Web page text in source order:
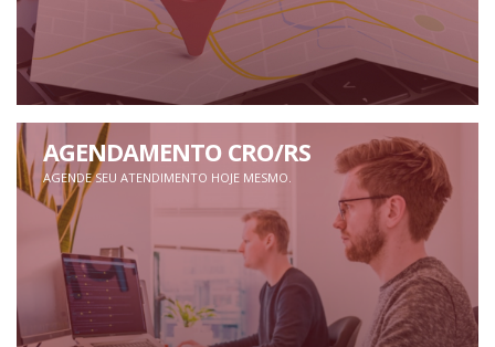
AGENDAMENTO CRO/RS
AGENDE SEU ATENDIMENTO HOJE MESMO.